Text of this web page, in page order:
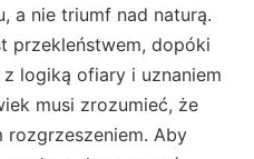
a nie triumf nad naturą.
przekleństwem, dopóki
logiką ofiary i uznaniem
musi zrozumieć, że
rozgrzeszeniem. Aby